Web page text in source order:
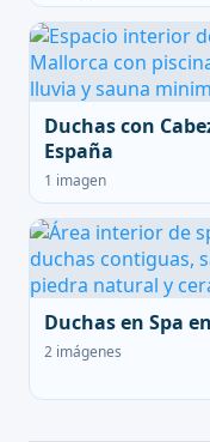
Duchas con
España
1 imagen
Duchas en Spa
2 imágenes